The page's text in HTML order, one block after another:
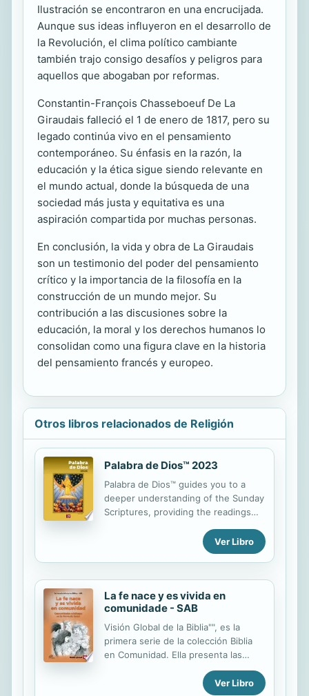
Ilustración se encontraron en una encrucijada.
Aunque sus ideas influyeron en el desarrollo de
la Revolución, el clima político cambiante
también trajo consigo desafíos y peligros para
aquellos que abogaban por reformas.
Constantin-François Chasseboeuf De La
Giraudais falleció el 1 de enero de 1817, pero su
legado continúa vivo en el pensamiento
contemporáneo. Su énfasis en la razón, la
educación y la ética sigue siendo relevante en
el mundo actual, donde la búsqueda de una
sociedad más justa y equitativa es una
aspiración compartida por muchas personas.
En conclusión, la vida y obra de La Giraudais
son un testimonio del poder del pensamiento
crítico y la importancia de la filosofía en la
construcción de un mundo mejor. Su
contribución a las discusiones sobre la
educación, la moral y los derechos humanos lo
consolidan como una figura clave en la historia
del pensamiento francés y europeo.
Otros libros relacionados de Religión
Palabra de Dios™ 2023
Palabra de Dios™ guides you to a
deeper understanding of the Sunday
Scriptures, providing the readings
Pastoral leaders, and action steps to
strength the Catholic identity in the
prayers and citations for weekday
readings. Readers find a treasure of
teachings of the Catholic Church to
ignite their everyday with the spirit
of the Word, as well as questions to
share their own experience of faith.
On the cover, we appreciate the
ascension of Christ to heaven in
front of his disciples whom he has
Ver Libro
La fe nace y es vivida en
comunidade - SAB
Visión Global de la Biblia"", es la
primera serie de la colección Biblia
en Comunidad. Ella presenta las
grandes etapas de la historia del
pueblo de la Biblia de ayer y en
Ver Libro